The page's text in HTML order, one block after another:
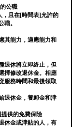
公職
，且在[時間表]允許的
職。
其能力，適應能力和
退休將立即終止，但
擇修改退休金。相應
服務時間和最後領取
退休金，養卹金和津
供的免費保險
休金或津貼的人，有